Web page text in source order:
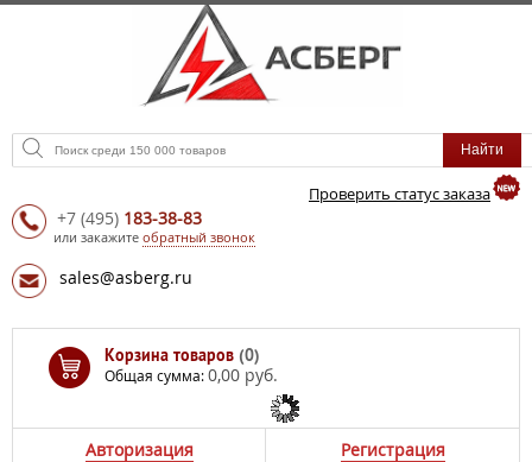
Проверить статус заказа
+7 (495) 183-38-83
или закажите обратный звонок
sales@asberg.ru
Корзина товаров (0)
Общая сумма:0,00 руб.
Авторизация Регистрация